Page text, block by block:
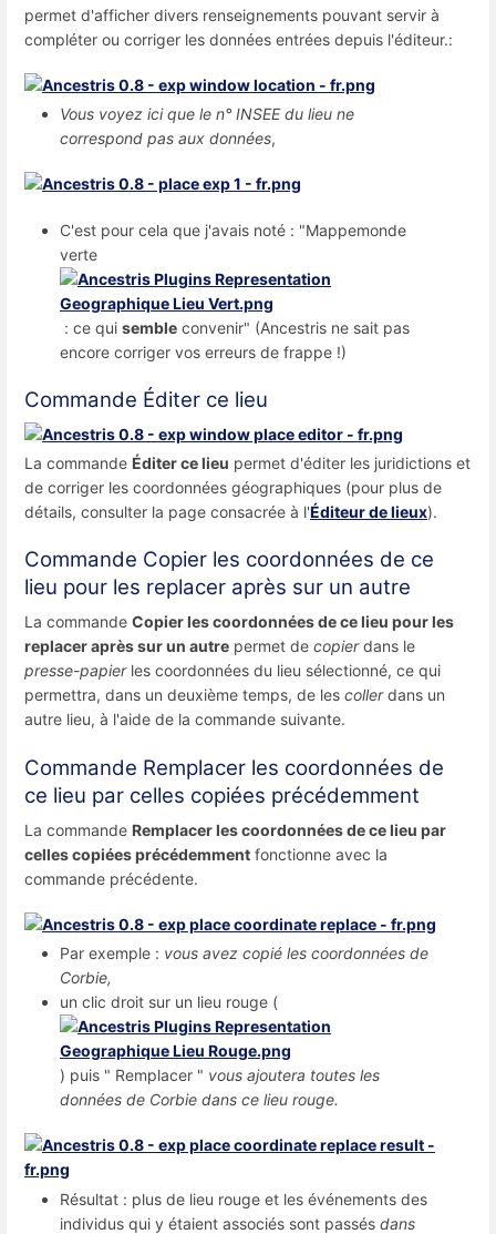
permet d'afficher divers renseignements pouvant servir à
compléter ou corriger les données entrées depuis l'éditeur.:
Vous voyez ici que le n° INSEE du lieu ne
correspond pas aux données,
C'est pour cela que j'avais noté : "Mappemonde
verte
: ce qui semble convenir" (Ancestris ne sait pas
encore corriger vos erreurs de frappe !)
Commande Éditer ce lieu
La commande Éditer ce lieu permet d'éditer les juridictions et
de corriger les coordonnées géographiques (pour plus de
détails, consulter la page consacrée à l'Éditeur de lieux).
Commande Copier les coordonnées de ce
lieu pour les replacer après sur un autre
La commande Copier les coordonnées de ce lieu pour les
replacer après sur un autre permet de copierdans le
presse-papierles coordonnées du lieu sélectionné, ce qui
permettra, dans un deuxième temps, de les collerdans un
autre lieu, à l'aide de la commande suivante.
Commande Remplacer les coordonnées de
ce lieu par celles copiées précédemment
La commande Remplacer les coordonnées de ce lieu par
celles copiées précédemment fonctionne avec la
commande précédente.
Par exemple : vous avez copié les coordonnées de
Corbie,
un clic droit sur un lieu rouge (
) puis " Remplacer " vous ajoutera toutes les
données de Corbie dans ce lieu rouge.
Résultat : plus de lieu rouge et les événements des
individus qui y étaient associés sont passés dans